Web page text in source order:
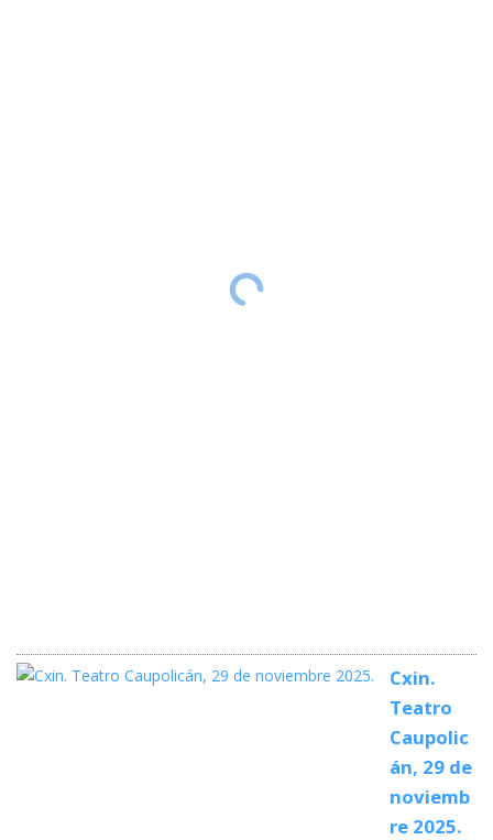
Cxin.
Teatro
Caupolic
án, 29 de
noviemb
re 2025.